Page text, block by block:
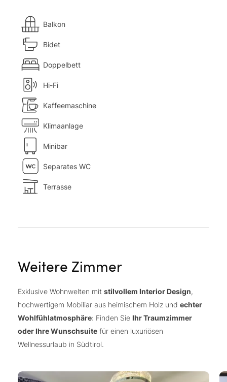
Balkon
Bidet
Doppelbett
Hi-Fi
Kaffeemaschine
Klimaanlage
Minibar
Separates WC
Terrasse
Weitere Zimmer
Exklusive Wohnwelten mit stilvollem Interior Design,
hochwertigem Mobiliar aus heimischem Holz und echter
Wohlfühlatmosphäre: Finden Sie Ihr Traumzimmer
oder Ihre Wunschsuite für einen luxuriösen
Wellnessurlaub in Südtirol.